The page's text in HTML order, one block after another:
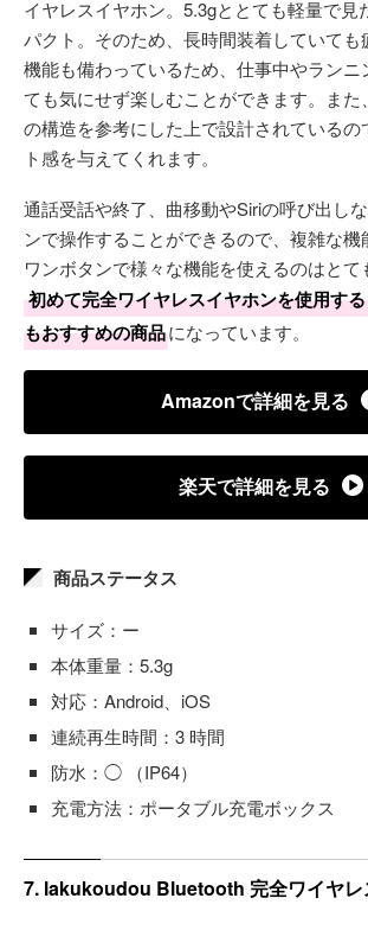
イヤレスイヤホン。5.3gととても軽量で見
パクト。そのため、長時間装着していても
機能も備わっているため、仕事中やランニ
ても気にせず楽しむことができます。また
の構造を参考にした上で設計されているの
ト感を与えてくれます。
通話受話や終了、曲移動やSiriの呼び出し
ンで操作することができるので、複雑な機
ワンボタンで様々な機能を使えるのはとて
初めて完全ワイヤレスイヤホンを使用す
もおすすめの商品になっています。
Amazonで詳細を見る
楽天で詳細を見る
商品ステータス
サイズ：ー
本体重量：5.3g
対応：Android、iOS
連続再生時間：3 時間
防水：◯ （IP64）
充電方法：ポータブル充電ボックス
7. lakukoudou Bluetooth 完全ワイヤレ